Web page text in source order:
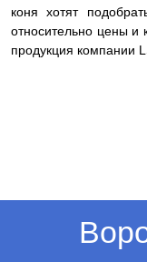
коня хотят
относительно цены и
продукция компании